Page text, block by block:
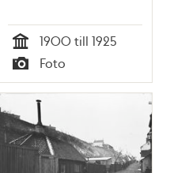
Tid
1900 till 1925
Typ
Foto